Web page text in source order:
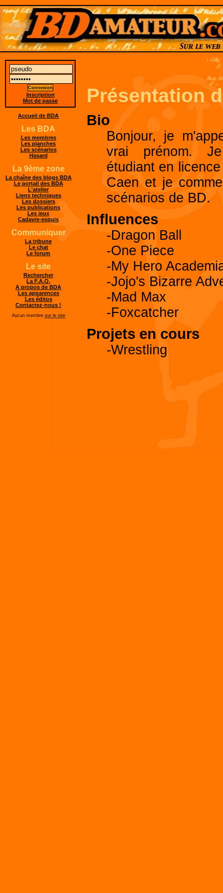
Présentation
Bio
Bonjour, je
vrai prénom.
étudiant en
Caen et je
scénarios de BD.
Influences
-Dragon Ball
-One Piece
-My Hero
-Jojo's Bizarre
-Mad Max
-Foxcatcher
Projets en cours
-Wrestling
Inscription
Mot de passe
Accueil de BDA
Les BDA
Les membres
Les planches
Les scénarios
Hasard
La 9ème zone
La chaîne des blogs BDA
Le portail des BDA
L'atelier
Liens techniques
Les dossiers
Les publications
Les jeux
Cadavre-exquis
Communiquer
La tribune
Le chat
Le forum
Le site
Rechercher
La F.A.Q.
A propos de BDA
Les apparences
Les éditos
Contactez-nous !
Aucun membre sur le site